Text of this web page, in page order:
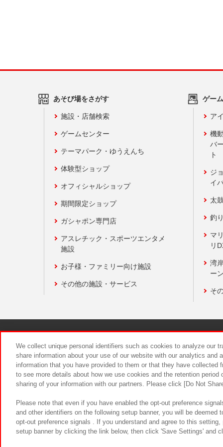
あそび場をさがす
施設・店舗検索
ゲームセンター
テーマパーク・ゆうえんち
体験型ショップ
オフィシャルショップ
期間限定ショップ
ガシャポン専門店
アスレチック・スポーツエンタメ
施設
お子様・ファミリー向け施設
その他の施設・サービス
ゲー
ア
機
バ
ト
ジ
イ
太
釣
マ
リ
湾
ー
そ
食品のご
We collect unique personal identifiers such as cookies to analyze our
share information about your use of our website with our analytics and
information that you have provided to them or that they have
to see more details about how we use cookies and the retention
sharing of your information with our partners. Please click [Do Not
Please note that even if you have enabled the opt-out preference
and other identifiers on the following setup banner, you will be
opt-out preference signals . If you understand and agree to this
setup banner by clicking the link below, then click 'Save Settings' and